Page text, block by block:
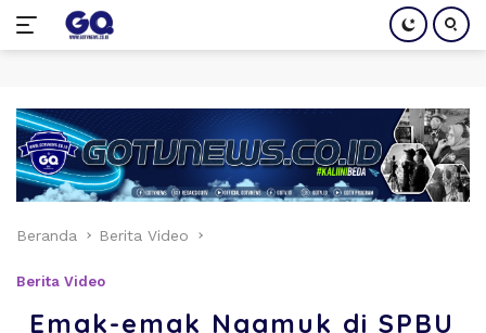
konten
Beranda Berita Video
Berita Video
Emak-emak Ngamuk di SPBU